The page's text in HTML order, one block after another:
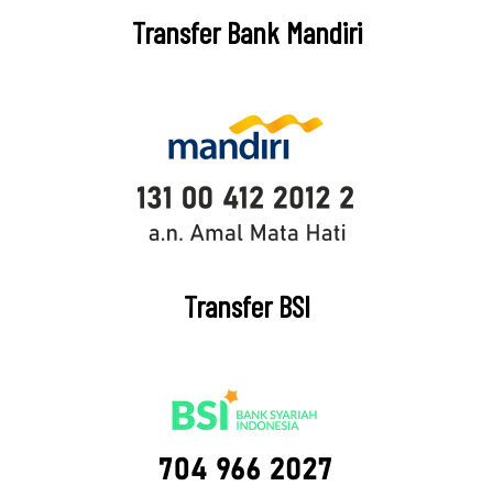
Transfer Bank Mandiri
Transfer BSI